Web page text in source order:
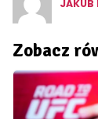
JAKUB
Zobacz